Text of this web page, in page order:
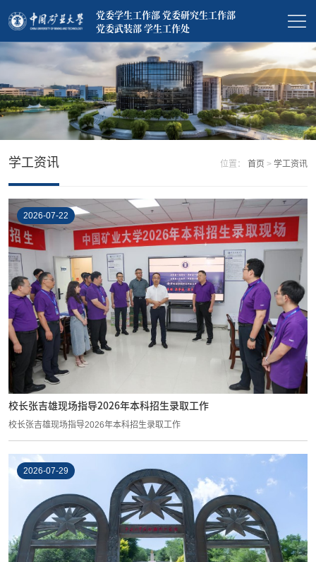
党委学生工作部 党委研究生工作部
党委武装部 学生工作处
学工资讯 位置：首页 >学工资讯
2026-07-22
校长张吉雄现场指导2026年本科招生录取工作
校长张吉雄现场指导2026年本科招生录取工作
2026-07-29